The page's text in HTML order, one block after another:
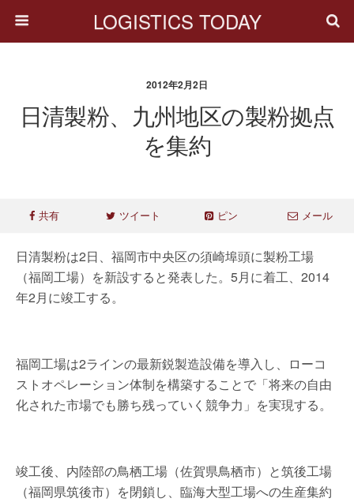
LOGISTICS TODAY
2012年2月2日
日清製粉、九州地区の製粉拠点
を集約
共有 ツイート ピン メール
日清製粉は2日、福岡市中央区の須崎埠頭に製粉工場
（福岡工場）を新設すると発表した。5月に着工、2014
年2月に竣工する。
福岡工場は2ラインの最新鋭製造設備を導入し、ローコ
ストオペレーション体制を構築することで「将来の自由
化された市場でも勝ち残っていく競争力」を実現する。
竣工後、内陸部の鳥栖工場（佐賀県鳥栖市）と筑後工場
（福岡県筑後市）を閉鎖し、臨海大型工場への生産集約